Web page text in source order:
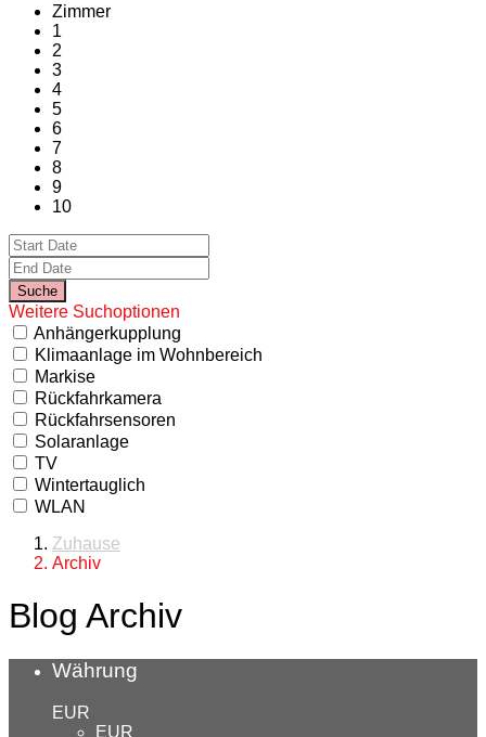
Zimmer
1
2
3
4
5
6
7
8
9
10
Weitere Suchoptionen
Anhängerkupplung
Klimaanlage im Wohnbereich
Markise
Rückfahrkamera
Rückfahrsensoren
Solaranlage
TV
Wintertauglich
WLAN
Zuhause
Archiv
Blog Archiv
Währung
EUR
EUR